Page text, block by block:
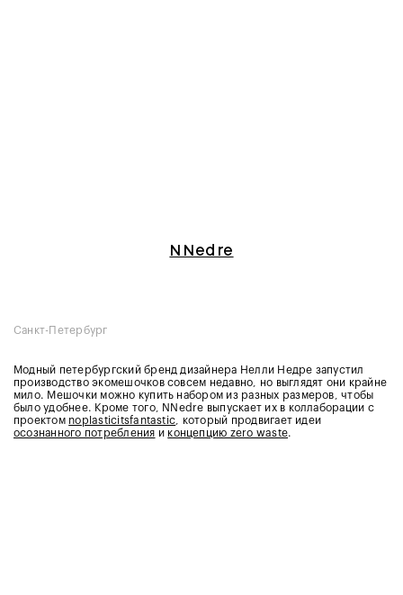
NNedre
Санкт-Петербург
Модный петербургский бренд дизайнера Нелли Недре запустил
производство экомешочков совсем недавно, но выглядят они крайне
мило. Мешочки можно купить набором из разных размеров, чтобы
было удобнее. Кроме того, NNedre выпускает их в коллаборации с
проектом noplasticitsfantastic , который продвигает идеи
осознанного потребления и концепцию zero waste.